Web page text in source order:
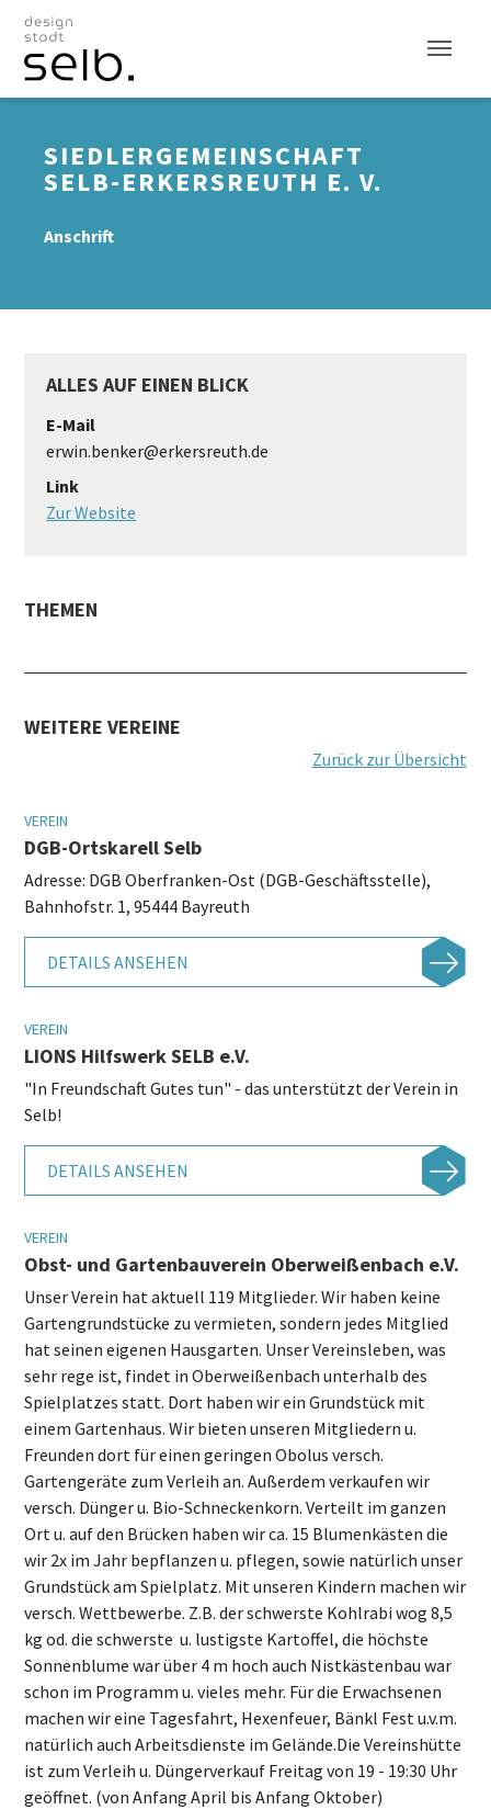
Zum Hauptinhalt
SIEDLERGEMEINSCHAFT
SELB-ERKERSREUTH E. V.
Anschrift
ALLES AUF EINEN BLICK
E-Mail
erwin.benker@erkersreuth.de
Link
Zur Website
THEMEN
WEITERE VEREINE
Zurück zur Übersicht
VEREIN
DGB-Ortskarell Selb
Adresse: DGB Oberfranken-Ost (DGB-Geschäftsstelle),
Bahnhofstr. 1, 95444 Bayreuth
DETAILS ANSEHEN
VEREIN
LIONS Hilfswerk SELB e.V.
"In Freundschaft Gutes tun" - das unterstützt der Verein in
Selb!
DETAILS ANSEHEN
VEREIN
Obst- und Gartenbauverein Oberweißenbach e.V.
Unser Verein hat aktuell 119 Mitglieder. Wir haben keine
Gartengrundstücke zu vermieten, sondern jedes Mitglied
hat seinen eigenen Hausgarten. Unser Vereinsleben, was
sehr rege ist, findet in Oberweißenbach unterhalb des
Spielplatzes statt. Dort haben wir ein Grundstück mit
einem Gartenhaus. Wir bieten unseren Mitgliedern u.
Freunden dort für einen geringen Obolus versch.
Gartengeräte zum Verleih an. Außerdem verkaufen wir
versch. Dünger u. Bio-Schneckenkorn. Verteilt im ganzen
Ort u. auf den Brücken haben wir ca. 15 Blumenkästen die
wir 2x im Jahr bepflanzen u. pflegen, sowie natürlich unser
Grundstück am Spielplatz. Mit unseren Kindern machen wir
versch. Wettbewerbe. Z.B. der schwerste Kohlrabi wog 8,5
kg od. die schwerste u. lustigste Kartoffel, die höchste
Sonnenblume war über 4 m hoch auch Nistkästenbau war
schon im Programm u. vieles mehr. Für die Erwachsenen
machen wir eine Tagesfahrt, Hexenfeuer, Bänkl Fest u.v.m.
natürlich auch Arbeitsdienste im Gelände.Die Vereinshütte
ist zum Verleih u. Düngerverkauf Freitag von 19 - 19:30 Uhr
geöffnet. (von Anfang April bis Anfang Oktober)